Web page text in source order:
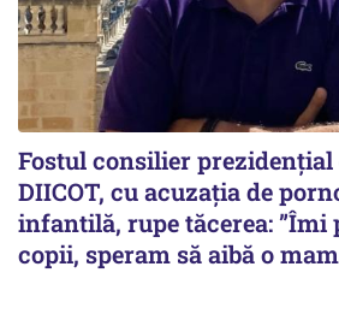
Fostul consilier
DIICOT, cu acuzația de
infantilă, rupe tăcerea: ”Îmi
copii, speram să aibă o